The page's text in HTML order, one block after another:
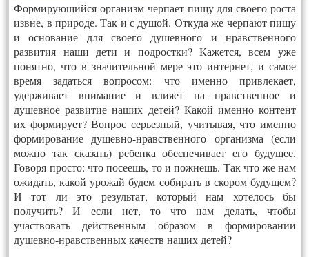
Формирующийся организм черпает пищу для своего роста
извне, в природе. Так и с душой. Откуда же черпают пищу
и основание для своего душевного и нравственного
развития наши дети и подростки? Кажется, всем уже
понятно, что в значительной мере это интернет, и самое
время задаться вопросом: что именно привлекает,
удерживает внимание и влияет на нравственное и
душевное развитие наших детей? Какой именно контент
их формирует? Вопрос серьезный, учитывая, что именно
формирование душевно-нравственного организма (если
можно так сказать) ребенка обеспечивает его будущее.
Говоря просто: что посеешь, то и пожнешь. Так что же нам
ожидать, какой урожай будем собирать в скором будущем?
И тот ли это результат, который нам хотелось бы
получить? И если нет, то что нам делать, чтобы
участвовать действенным образом в формировании
душевно-нравственных качеств наших детей?